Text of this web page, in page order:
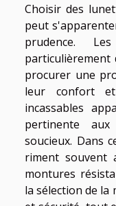
Choisir des
peut
prudence.
particulièrement
procurer une
leur confort
incassables
pertinente aux
soucieux. Dans
riment souvent
montures
la sélection de